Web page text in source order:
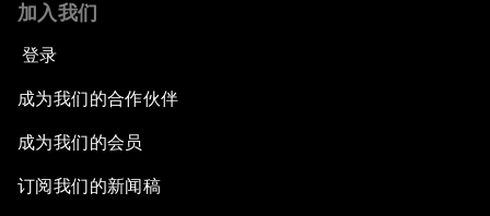
加入我们
登录
成为我们的合作伙伴
成为我们的会员
订阅我们的新闻稿